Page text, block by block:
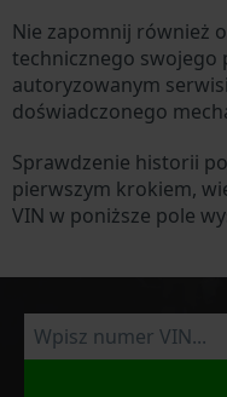
Nie zapomnij również
technicznego swojego
autoryzowanym
doświadczonego
Sprawdzenie historii
pierwszym krokiem,
VIN w poniższe pole